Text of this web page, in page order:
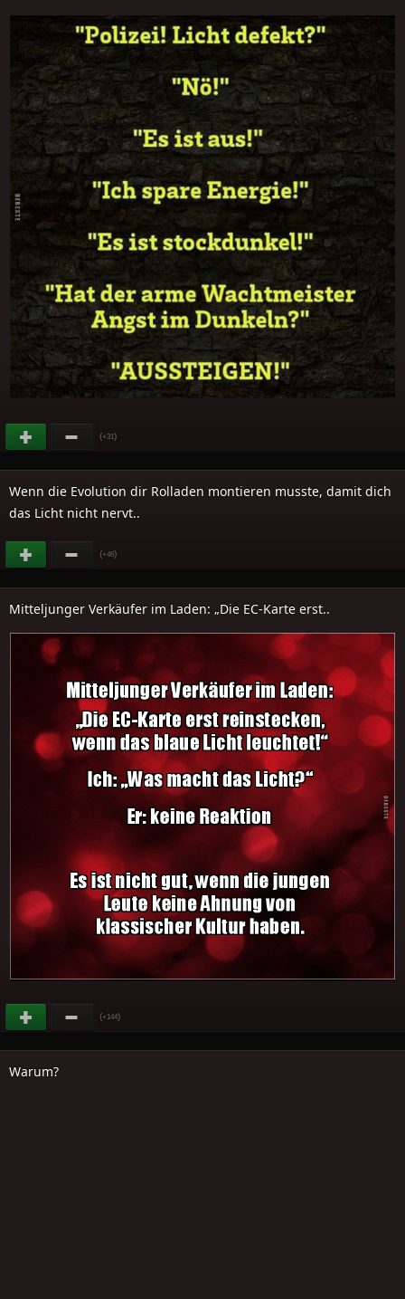
(+31)
Wenn die Evolution dir Rolladen montieren musste, damit dich
das Licht nicht nervt..
(+46)
Mitteljunger Verkäufer im Laden: „Die EC-Karte erst..
(+144)
Warum?